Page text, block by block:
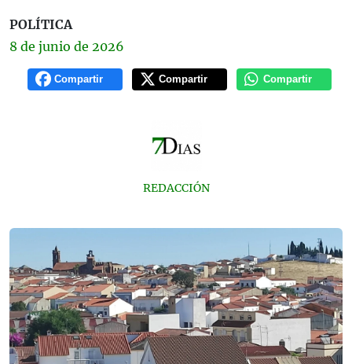
POLÍTICA
8 de junio de 2026
Compartir Compartir Compartir
REDACCIÓN